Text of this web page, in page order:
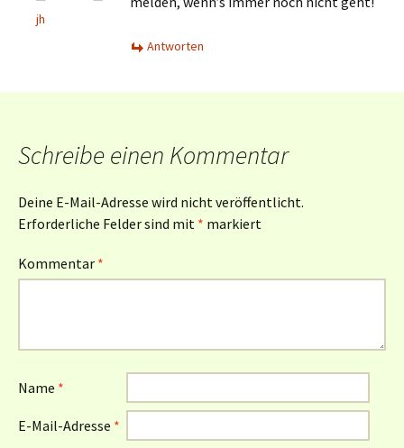
jh
Antworten
Schreibe einen Kommentar
Deine E-Mail-Adresse wird nicht veröffentlicht.
Erforderliche Felder sind mit * markiert
Kommentar *
Name *
E-Mail-Adresse *